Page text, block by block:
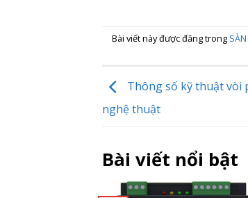
Bài viết này được đăng trong
Thông số kỹ thuật vòi
nghệ thuật
Bài viết nổi bật